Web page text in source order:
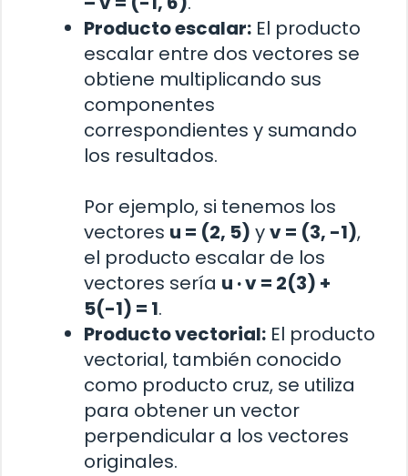
Producto escalar: El producto
escalar entre dos vectores se
obtiene multiplicando sus
componentes
correspondientes y sumando
los resultados.
Por ejemplo, si tenemos los
vectores u = (2, 5) yv = (3, -1),
el producto escalar de los
vectores sería u · v = 2(3) +
5(-1) = 1.
Producto vectorial: El producto
vectorial, también conocido
como producto cruz, se utiliza
para obtener un vector
perpendicular a los vectores
originales.